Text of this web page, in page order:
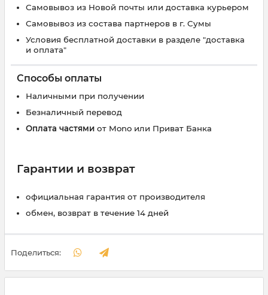
Самовывоз из Новой почты или доставка курьером
Самовывоз из состава партнеров в г. Сумы
Условия бесплатной доставки в разделе "доставка
и оплата"
Способы оплаты
Наличными при получении
Безналичный перевод
Оплата частями от Mono или Приват Банка
Гарантии и возврат
официальная гарантия от производителя
обмен, возврат в течение 14 дней
Поделиться: